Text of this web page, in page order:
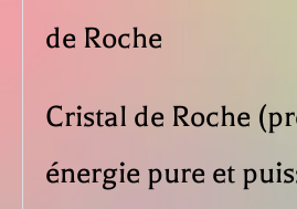
de Roche
Cristal de Roche
énergie pure et